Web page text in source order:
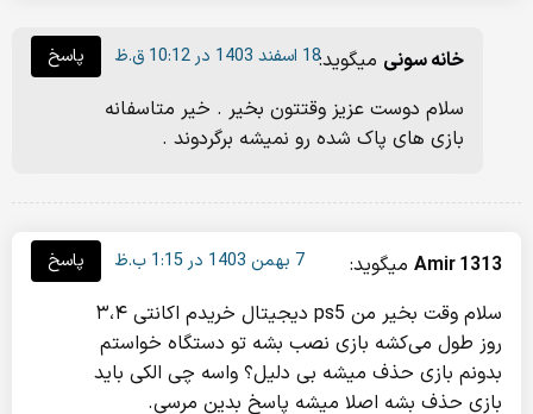
خانه سونی میگوید:
سلام دوست عزیز وقتتون بخیر . خیر متاسفانه
بازی های پاک شده رو نمیشه برگردوند .
18 اسفند 1403 در 10:12 ق.ظ پاسخ
Amir 1313 میگوید:
سلام وقت بخیر من ps5 دیجیتال خریدم اکانتی ۳،۴
روز طول می‌کشه بازی نصب بشه تو دستگاه خواستم
بدونم بازی حذف میشه بی دلیل؟ واسه چی الکی باید
بازی حذف بشه اصلا میشه پاسخ بدین مرسی.
7 بهمن 1403 در 1:15 ب.ظ پاسخ